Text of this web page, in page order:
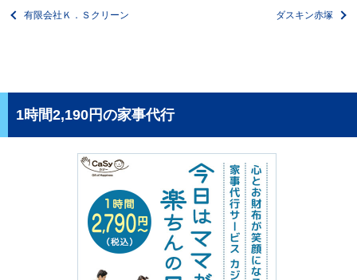
有限会社Ｋ．Ｓクリーン ダスキン赤塚
1時間2,190円の家事代行